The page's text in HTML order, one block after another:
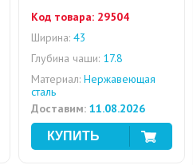
Код товара: 29504
Ширина: 43
Глубина чаши: 17.8
Материал: Нержавеющая
сталь
Доставим: 11.08.2026